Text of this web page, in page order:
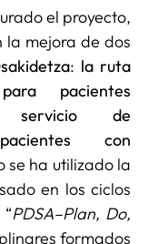
el proyecto,
mejora de dos
: la ruta
pacientes
de
con
se ha utilizado la
en los ciclos
PDSA–Plan, Do,
formados